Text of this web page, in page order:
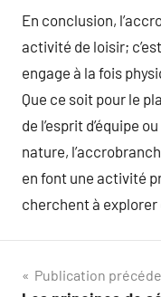
En conclusion,
activité de loisir;
engage à la fois
Que ce soit pour le
de l’esprit d’équipe
nature,
en font une activité
cherchent à
Navigation
Publication